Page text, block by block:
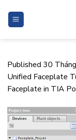
content
Published 30
Unified Faceplate
Faceplate in TIA